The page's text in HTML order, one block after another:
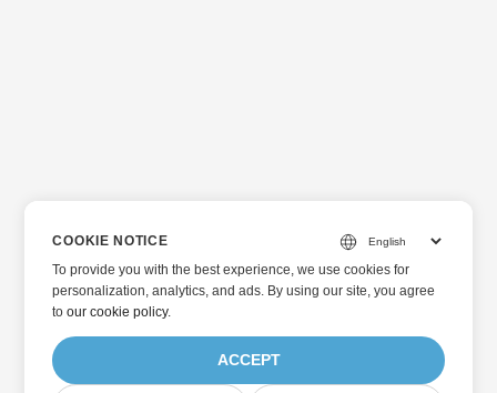
COOKIE NOTICE
To provide you with the best experience, we use cookies for
personalization, analytics, and ads. By using our site, you agree
toour cookie policy.
ACCEPT